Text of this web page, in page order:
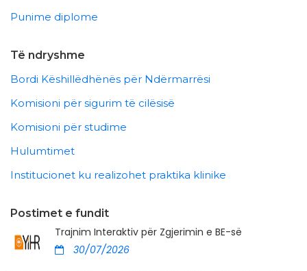
Punime diplome
Të ndryshme
Bordi Këshillëdhënës për Ndërmarrësi
Komisioni për sigurim të cilësisë
Komisioni për studime
Hulumtimet
Institucionet ku realizohet praktika klinike
Postimet e fundit
Trajnim Interaktiv për Zgjerimin e BE-së
30/07/2026